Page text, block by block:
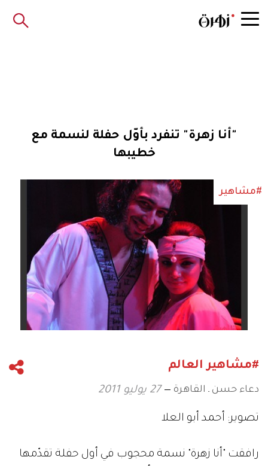
"أنا زهرة" تنفرد بأوّل حفلة لنسمة مع
خطيبها
#مشاهير
#مشاهير العالم
دعاء حسن ـ القاهرة 27 يوليو 2011
تصوير: أحمد أبو العلا
رافقت "أنا زهرة" نسمة محجوب في أول حفلة تقدّمها